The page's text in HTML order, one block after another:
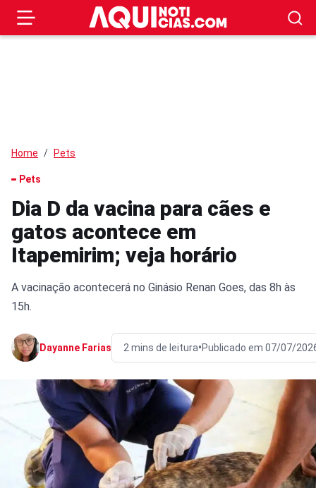
Home Pets
Pets
Dia D da vacina para cães e
gatos acontece em
Itapemirim; veja horário
A vacinação acontecerá no Ginásio Renan Goes, das 8h às
15h.
Dayanne Farias 2 mins de leitura•Publicado em 07/07/